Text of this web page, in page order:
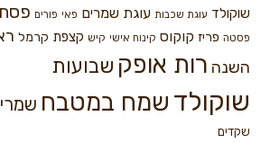
שוקולד עוגת שכבות עוגת שמרים פאי פורים פסח
פסטה פריז קוקוס קינוח אישי קיש קצפת קרמל
השנה רות אופק שבועות
שוקולד שמח במטבח
שקדים